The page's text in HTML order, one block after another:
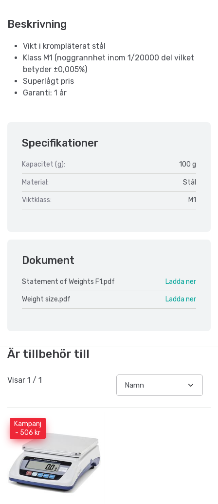
Beskrivning
Vikt i krompläterat stål
Klass M1 (noggrannhet inom 1/20000 del vilket
betyder ±0,005%)
Superlågt pris
Garanti: 1 år
Specifikationer
Kapacitet (g): 100 g
Material: Stål
Viktklass: M1
Dokument
Statement of Weights F1.pdf Ladda ner
Weight size.pdf Ladda ner
Är tillbehör till
Visar 1 / 1
Kampanj
- 506 kr